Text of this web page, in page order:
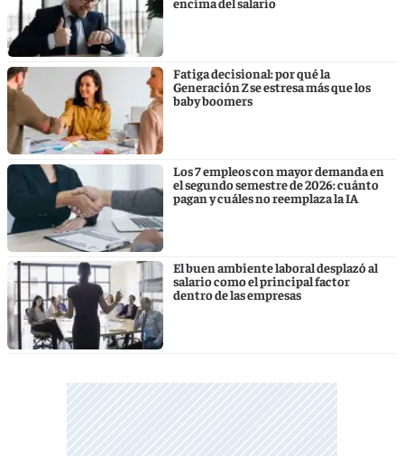
Fatiga decisional: por qué la
Generación Z se estresa más que los
baby boomers
Los 7 empleos con mayor demanda en
el segundo semestre de 2026: cuánto
pagan y cuáles no reemplaza la IA
El buen ambiente laboral desplazó al
salario como el principal factor
dentro de las empresas